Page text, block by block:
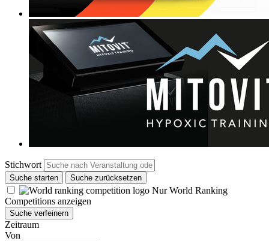
Stichwort
Suche starten Suche zurücksetzen
Nur World Ranking
Competitions anzeigen
Suche verfeinern
Zeitraum
Von